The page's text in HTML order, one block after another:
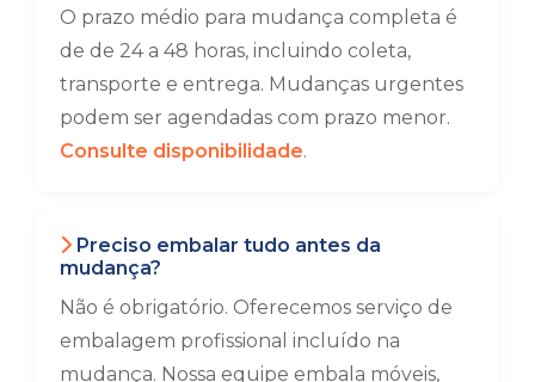
O prazo médio para mudança completa é
de de 24 a 48 horas, incluindo coleta,
transporte e entrega. Mudanças urgentes
podem ser agendadas com prazo menor.
Consulte disponibilidade.
Preciso embalar tudo antes da
mudança?
Não é obrigatório. Oferecemos serviço de
embalagem profissional incluído na
mudança. Nossa equipe embala móveis,